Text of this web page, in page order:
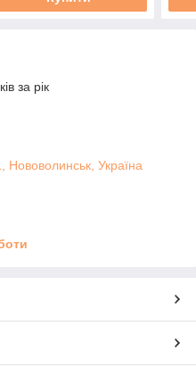
за рік
Нововолинськ, Україна